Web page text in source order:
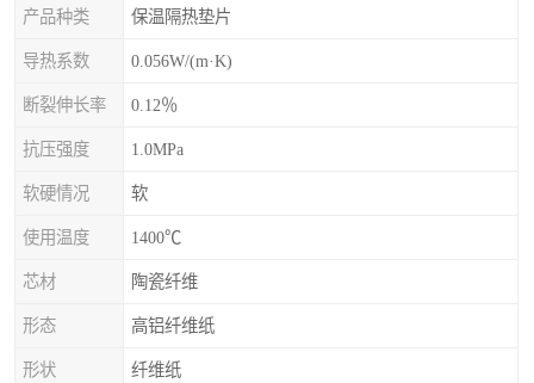
产品种类 保温隔热垫片
导热系数 0.056W/(m·K)
断裂伸长率 0.12％
抗压强度 1.0MPa
软硬情况 软
使用温度 1400℃
芯材 陶瓷纤维
形态 高铝纤维纸
形状 纤维纸